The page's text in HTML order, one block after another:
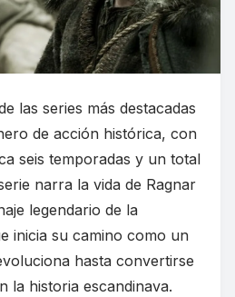
las series más destacadas
de acción histórica, con
seis temporadas y un total
narra la vida de Ragnar
legendario de la
inicia su camino como un
hasta convertirse
la historia escandinava.